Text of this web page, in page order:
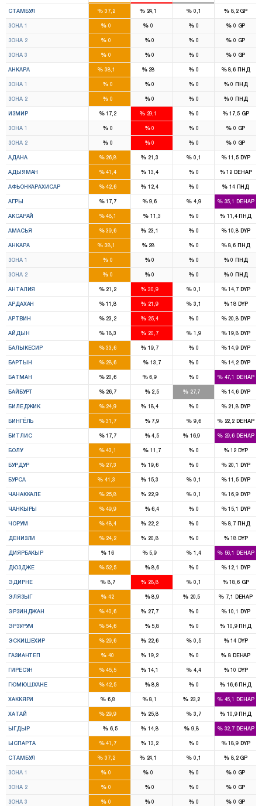
СТАМБУЛ % 37,2 %24,1 % 0,1 %8,2 GP
ЗОНА 1 % 0 % 0 % 0 %0 GP
ЗОНА 2 % 0 %0 % 0 %0 GP
ЗОНА 3 % 0 %0 % 0 %0 GP
АНКАРА % 38,1 %28 % 0 %8,6ПНД
ЗОНА 1 %0 %0 % 0 %0ПНД
ЗОНА 2 %0 %0 % 0 %0ПНД
ИЗМИР %17,2 %29,1 % 0 %17,5 GP
ЗОНА 1 %0 %0 % 0 %0 GP
ЗОНА 2 %0 %0 % 0 %0 GP
АДАНА %26,8 % 21,3 % 0,1 %11,5 DYP
АДЫЯМАН %41,4 % 13,4 % 0 %12DEHAP
АФЬОНКАРАХИСАР %42,6 % 12,4 % 0 %14 ПНД
АГРЫ %17,7 %9,6 % 4,9 %35,1DEHAP
АКСАРАЙ %48,1 % 11,3 % 0 % 11,4ПНД
АМАСЬЯ %39,6 % 23,1 % 0 %10,8 DYP
АНКАРА % 38,1 %28 % 0 %8,6ПНД
ЗОНА 1 %0 %0 % 0 %0ПНД
ЗОНА 2 %0 %0 % 0 %0ПНД
АНТАЛИЯ %21,2 % 30,9 % 0,1 %14,7 DYP
АРДАХАН %11,8 % 21,9 % 3,1 %18DYP
АРТВИН %23,2 % 25,4 % 0 %20,8 DYP
АЙДЫН %18,3 % 20,7 % 1,9 %19,8 DYP
БАЛЫКЕСИР %33,6 % 19,7 % 0 %14,9 DYP
БАРТЫН %28,6 % 13,7 % 0 %14,2 DYP
БАТМАН %20,6 %6,9 % 0 %47,1DEHAP
БАЙБУРТ %26,7 %2,5 %27,7 %14,6 DYP
БИЛЕДЖИК %24,9 % 18,4 % 0 %21,8 DYP
БИНГЁЛЬ %31,7 %7,9 % 9,6 %22,2DEHAP
БИТЛИС %17,7 %4,5 %16,9 %29,6DEHAP
БОЛУ %43,1 % 11,7 % 0 %12DYP
БУРДУР %27,3 % 19,6 % 0 %20,1 DYP
БУРСА % 41,3 % 15,3 % 0,1 %11,5 DYP
ЧАНАККАЛЕ %25,8 % 22,9 % 0,1 %16,9 DYP
ЧАНКЫРЫ %49,9 %6,4 % 0 %15,1 DYP
ЧОРУМ %48,4 % 22,2 % 0 %8,7ПНД
ДЕНИЗЛИ %24,2 % 20,8 % 0 %18DYP
ДИЯРБАКЫР % 16 %5,9 % 1,4 %56,1DEHAP
ДЮЗДЖЕ %52,5 %8,6 % 0 %12,1 DYP
ЭДИРНЕ %8,7 % 28,8 % 0,1 %18,6 GP
ЭЛЯЗЫГ % 42 %8,9 %20,5 % 7,1 DEHAP
ЭРЗИНДЖАН %40,6 % 27,7 % 0 %10,1 DYP
ЭРЗУРУМ %54,6 %5,8 % 0 % 10,9ПНД
ЭСКИШЕХИР %29,6 % 22,6 % 0,5 %14DYP
ГАЗИАНТЕП % 40 % 19,2 % 0 % 8 DEHAP
ГИРЕСУН %45,5 % 14,1 % 4,4 %10DYP
ГЮМЮШХАНЕ %42,5 %8,8 % 0 % 16,6ПНД
ХАККЯРИ %6,8 %8,1 %23,2 %45,1DEHAP
ХАТАЙ %29,9 % 25,8 % 3,7 % 10,9ПНД
ЫГДЫР %6,5 % 14,8 % 9,8 %32,7DEHAP
ЫСПАРТА %41,7 % 13,2 % 0 %18,9 DYP
СТАМБУЛ % 37,2 %24,1 % 0,1 %8,2 GP
ЗОНА 1 % 0 % 0 % 0 %0 GP
ЗОНА 2 % 0 %0 % 0 %0 GP
ЗОНА 3 % 0 %0 % 0 %0 GP